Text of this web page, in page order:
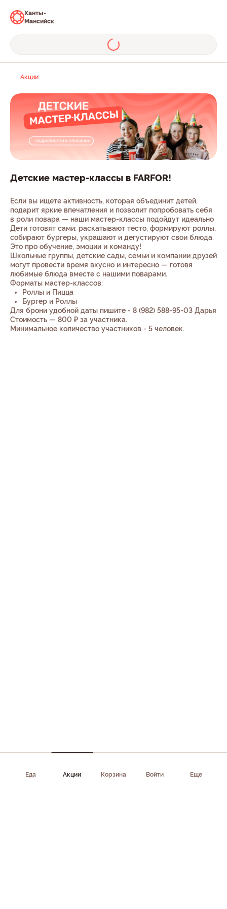
Ханты-
Мансийск
Акции
Детские мастер-классы в FARFOR!
Если вы ищете активность, которая объединит детей,
подарит яркие впечатления и позволит попробовать себя
в роли повара — наши мастер-классы подойдут идеально
Дети готовят сами: раскатывают тесто, формируют роллы,
собирают бургеры, украшают и дегустируют свои блюда.
Это про обучение, эмоции и команду!
Школьные группы, детские сады, семьи и компании друзей
могут провести время вкусно и интересно — готовя
любимые блюда вместе с нашими поварами.
Форматы мастер-классов:
Роллы и Пицца
Бургер и Роллы
Для брони удобной даты пишите - 8 (982) 588-95-03 Дарья
Стоимость — 800 ₽ за участника.
Минимальное количество участников - 5 человек.
Еда Акции Корзина Войти Еще